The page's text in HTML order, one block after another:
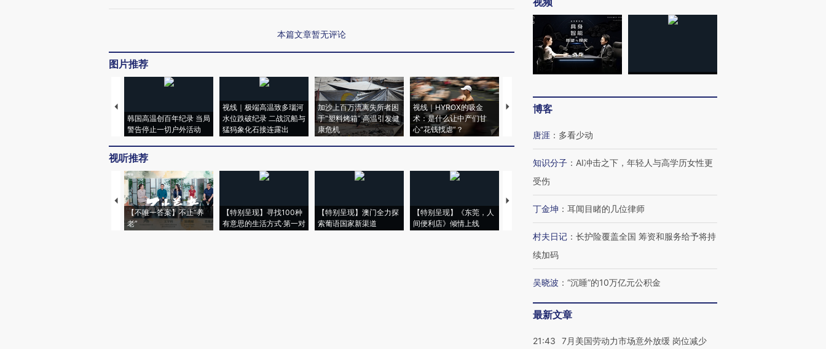
本篇文章暂无评论
图片推荐
韩国高温创百年纪录 当局
警告停止一切户外活动
视线｜极端高温致多瑙河
水位跌破纪录 二战沉船与
猛犸象化石接连露出
加沙上百万流离失所者困
于“塑料烤箱” 高温引发健
康危机
视线｜HYROX的吸金
术：是什么让中产们甘
心“花钱找虐”？
马航飞行员跨国走私7万
视听推荐
【不唯一答案】不止“养
老”
【特别呈现】寻找100种
有意思的生活方式·第一对
【特别呈现】澳门全力探
索葡语国家新渠道
【特别呈现】《东莞，人
间便利店》倾情上线
【推广】走进第四届链博
会，让数智科技“链”接产
【特别呈现】寻找100种
有意思的生活方式·第三对
住三大增长引擎是什么？
博客
唐涯 ： 多看少动
知识分子 ： AI冲击之下，年轻人与高学历女性更
受伤
丁金坤 ： 耳闻目睹的几位律师
村夫日记 ： 长护险覆盖全国 筹资和服务给予将持
续加码
吴晓波 ： “沉睡”的10万亿元公积金
最新文章
21:43
7月美国劳动力市场意外放缓 岗位减少